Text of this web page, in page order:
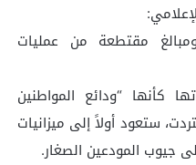
مقتطعة من عمليات
كأنها “ودائع المواطنين
ستعود أولاً إلى ميزانيات
جيوب المودعين الصغار.